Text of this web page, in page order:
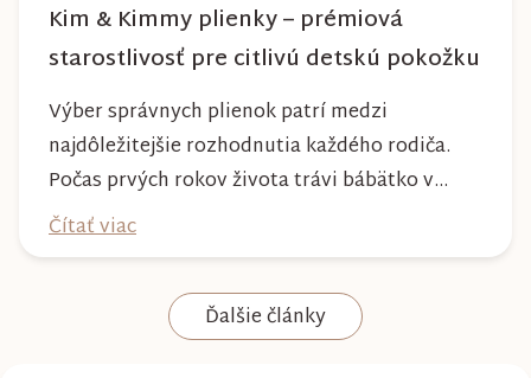
Kim & Kimmy plienky – prémiová
starostlivosť pre citlivú detskú pokožku
Výber správnych plienok patrí medzi
najdôležitejšie rozhodnutia každého rodiča.
Počas prvých rokov života trávi bábätko v
plienke väčšinu dňa, preto by mala poskytovať
nielen spoľahlivú ochranu, ale aj maximálny
komfort a šetrnosť k citlivej pokožke. Plienky
Kim & Kimmy boli vyvinuté s dôrazom na
Čítať viac
Ďalšie články